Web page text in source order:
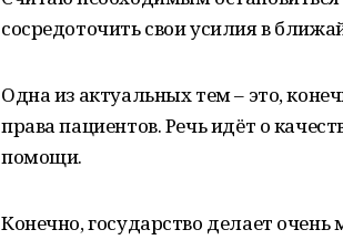
сосредоточить свои усилия в
Одна из актуальных тем – это,
права пациентов. Речь идёт о
помощи.
Конечно, государство делает